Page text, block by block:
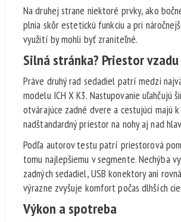
Na druhej strane niektoré prvky, ako
plnia skôr estetickú funkciu a pri
využití by mohli byť zraniteľné.
Silná stránka? Priestor vzadu
Práve druhý rad sedadiel patrí medzi
modelu ICH X K3. Nastupovanie uľahčujú
otvárajúce zadné dvere a cestujúci majú
nadštandardný priestor na nohy aj nad
Podľa autorov testu patrí priestorová
tomu najlepšiemu v segmente. Nechýba
zadných sedadiel, USB konektory ani
výrazne zvyšuje komfort počas dlhších
Výkon a spotreba